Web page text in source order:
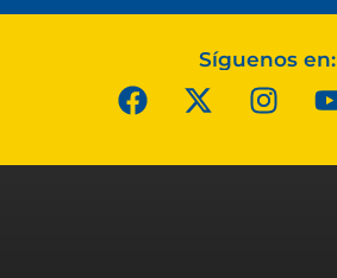
Síguenos en: